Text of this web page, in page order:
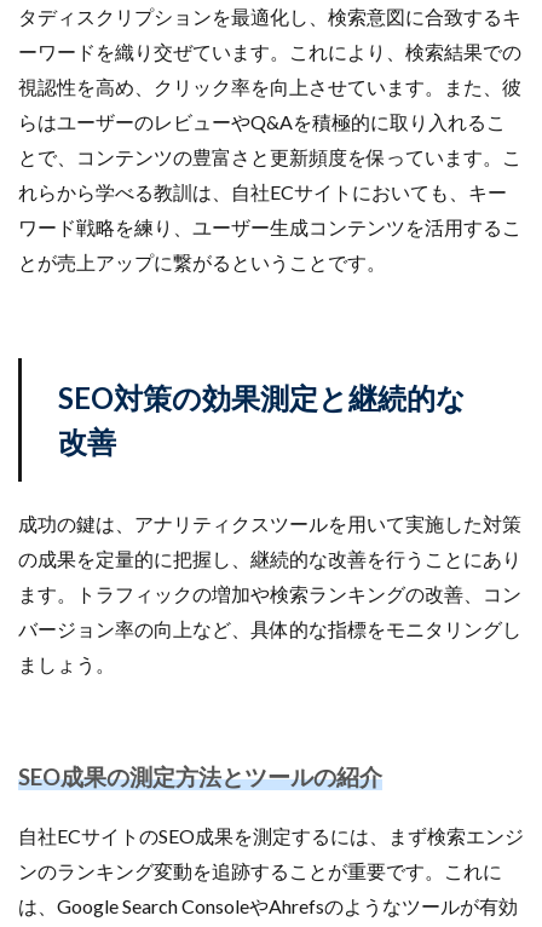
タディスクリプションを最適化し、検索意図に合致するキ
ーワードを織り交ぜています。これにより、検索結果での
視認性を高め、クリック率を向上させています。また、彼
らはユーザーのレビューやQ&Aを積極的に取り入れるこ
とで、コンテンツの豊富さと更新頻度を保っています。こ
れらから学べる教訓は、自社ECサイトにおいても、キー
ワード戦略を練り、ユーザー生成コンテンツを活用するこ
とが売上アップに繋がるということです。
SEO対策の効果測定と継続的な
改善
成功の鍵は、アナリティクスツールを用いて実施した対策
の成果を定量的に把握し、継続的な改善を行うことにあり
ます。トラフィックの増加や検索ランキングの改善、コン
バージョン率の向上など、具体的な指標をモニタリングし
ましょう。
SEO成果の測定方法とツールの紹介
自社ECサイトのSEO成果を測定するには、まず検索エンジ
ンのランキング変動を追跡することが重要です。これに
は、Google Search ConsoleやAhrefsのようなツールが有効